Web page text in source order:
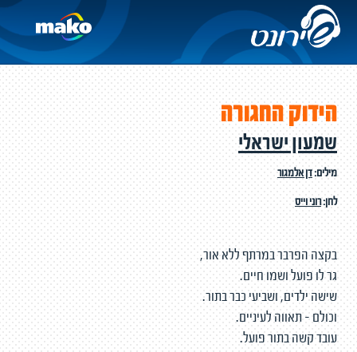
הידוק החגורה
שמעון ישראלי
מילים:דן אלמגור
לחן:רוני וייס
בקצה הפרבר במרתף ללא אור,
גר לו פועל ושמו חיים.
שישה ילדים, ושביעי כבר בתור.
וכולם - תאווה לעיניים.
עובד קשה בתור פועל.